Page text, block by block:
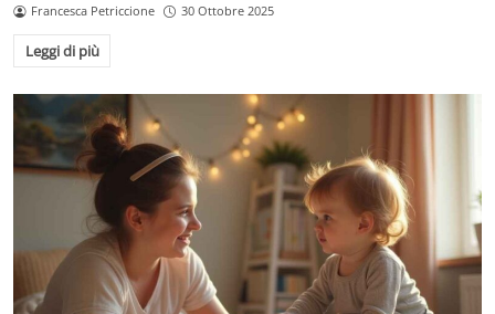
Francesca Petriccione 30 Ottobre 2025
Leggi di più